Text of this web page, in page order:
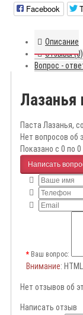
Facebook
Описание
Отзывы (0)
Вопрос -
Лазанья
Паста Лазанья,
Нет вопросов об
Показано с 0 по
Написать
Ваш вопрос:
Внимание:
Нет отзывов об
Написать отзыв